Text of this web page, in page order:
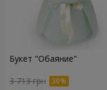
Букет "Обаяние"
3 713 грн